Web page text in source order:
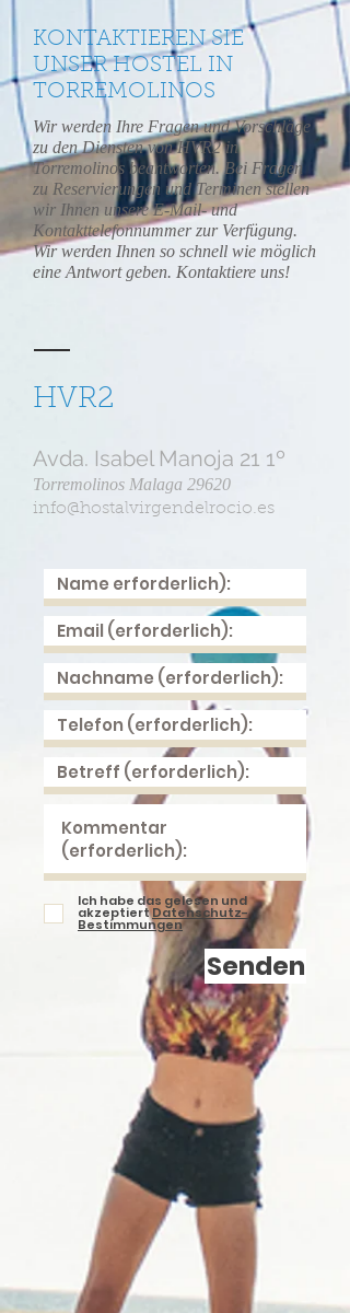
KONTAKTIEREN SIE
UNSER HOSTEL IN
TORREMOLINOS
Wir werden Ihre Fragen und Vorschläge
zu den Diensten von HVR2 in
Torremolinos beantworten. Bei Fragen
zu Reservierungen und Terminen stellen
wir Ihnen unsere E-Mail- und
Kontakttelefonnummer zur Verfügung.
Wir werden Ihnen so schnell wie möglich
eine Antwort geben. Kontaktiere uns!
HVR2
Avda. Isabel Manoja 21 1º
Torremolinos Malaga 29620
info@hostalvirgendelrocio.es
Ich habe das gelesen und
akzeptiertDatenschutz-
Bestimmungen
Senden